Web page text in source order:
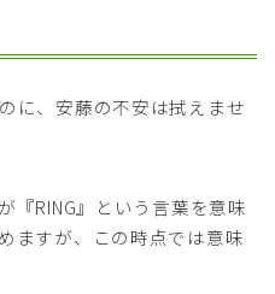
に、安藤の不安は拭えませ
『RING』という言葉を意味
ますが、この時点では意味